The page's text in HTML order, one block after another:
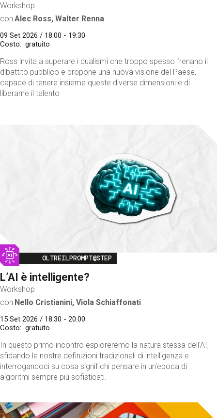
Workshop
con Alec Ross, Walter Renna
09 Set 2026 / 18:00 - 19:30
Costo
gratuito
Ross invita a superare i dualismi che troppo spesso frenano il
dibattito pubblico e propone una nuova visione del Paese,
capace di tenere insieme queste diverse dimensioni e di
liberarne il talento
Image
OLTREILPROMPT@STEP
L’AI è intelligente?
Workshop
con Nello Cristianini, Viola Schiaffonati
15 Set 2026 / 18:30 - 20:00
Costo
gratuito
In questo primo incontro esploreremo la natura stessa dell'AI,
sfidando le nostre definizioni tradizionali di intelligenza e
interrogandoci su cosa significhi pensare in un'epoca di
algoritmi sempre più sofisticati.